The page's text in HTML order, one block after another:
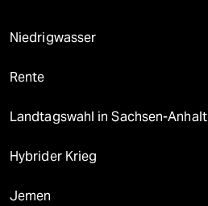
Niedrigwasser
Rente
Landtagswahl in Sachsen-Anhalt
Hybrider Krieg
Jemen